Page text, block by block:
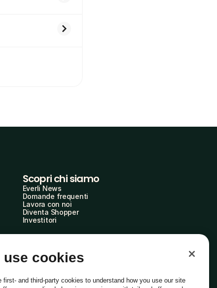
Scopri chi siamo
Everli News
Domande frequenti
Lavora con noi
Diventa Shopper
Investitori
use cookies
first- and third-party cookies to understand how you use our site